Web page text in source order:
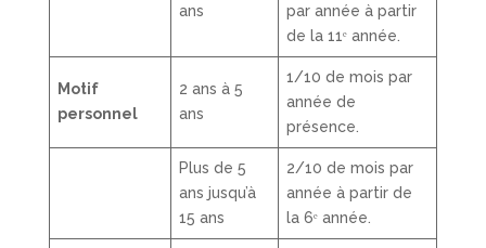
ans
par année à partir
de la 11ᵉ année.
Motif
personnel
2 ans à 5
ans
1/10 de mois par
année de
présence.
Plus de 5
ans jusqu’à
15 ans
2/10 de mois par
année à partir de
la 6ᵉ année.